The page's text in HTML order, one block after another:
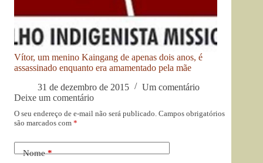
Vítor, um menino Kaingang de apenas dois anos, é
assassinado enquanto era amamentado pela mãe
31 de dezembro de 2015
Um comentário
Deixe um comentário
O seu endereço de e-mail não será publicado. Campos obrigatórios
são marcados com *
Nome*